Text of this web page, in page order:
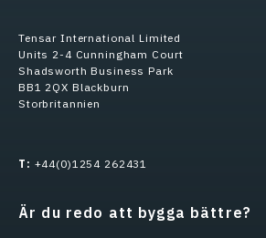
Tensar International Limited
Units 2-4 Cunningham Court
Shadsworth Business Park
BB1 2QX Blackburn
Storbritannien
T: +44(0)1254 262431
Är du redo att bygga bättre?